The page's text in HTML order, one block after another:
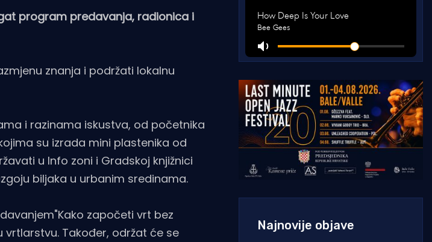
program predavanja, radionica i
znanja i podržati lokalnu
i razinama iskustva, od početnika
su izrada mini plastenika od
u Info zoni i Gradskoj knjižnici
biljaka u urbanim sredinama.
započeti vrt bez
vrtlarstvu. Također, održat će se
Najnovije objave